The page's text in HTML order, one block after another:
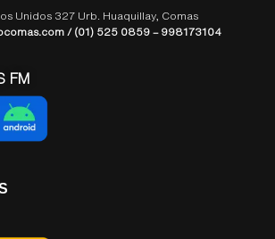
Unidos 327 Urb. Huaquillay, Comas
/ (01) 525 0859 – 998173104
FM